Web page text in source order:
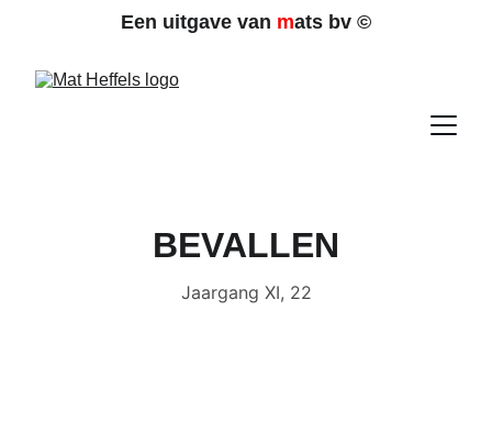
Een uitgave van mats bv ©
BEVALLEN
Jaargang XI, 22